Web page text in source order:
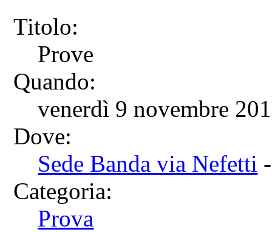
Titolo:
Prove
Quando:
venerdì 9 novembre
Dove:
Sede Banda via Nefetti
Categoria:
Prova